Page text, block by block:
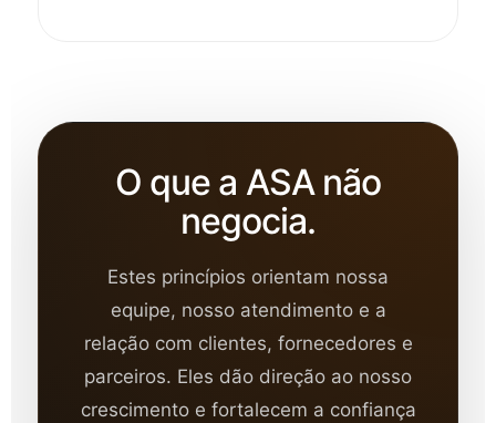
O que a ASA não
negocia.
Estes princípios orientam nossa
equipe, nosso atendimento e a
relação com clientes, fornecedores e
parceiros. Eles dão direção ao nosso
crescimento e fortalecem a confiança